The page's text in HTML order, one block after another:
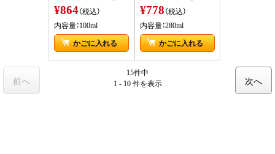
¥864（税込）
内容量：100ml
かごに入れる
¥778（税込）
内容量：280ml
かごに入れる
15件中
1 - 10 件を表示
前へ 次へ